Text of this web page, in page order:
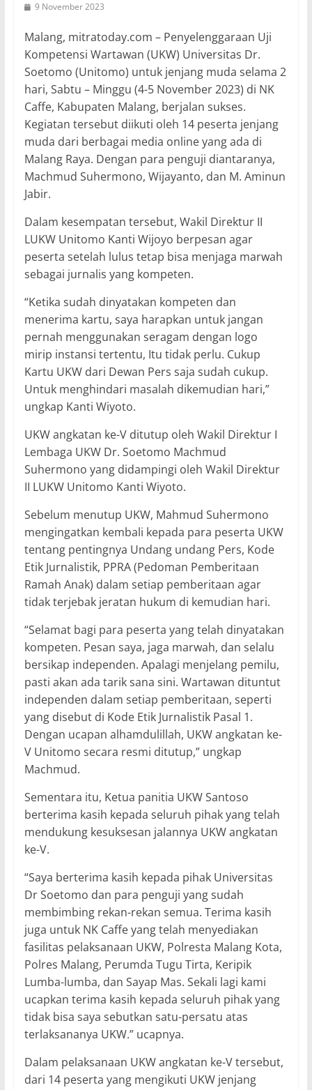
9 November 2023
Malang, mitratoday.com – Penyelenggaraan Uji
Kompetensi Wartawan (UKW) Universitas Dr.
Soetomo (Unitomo) untuk jenjang muda selama 2
hari, Sabtu – Minggu (4-5 November 2023) di NK
Caffe, Kabupaten Malang, berjalan sukses.
Kegiatan tersebut diikuti oleh 14 peserta jenjang
muda dari berbagai media online yang ada di
Malang Raya. Dengan para penguji diantaranya,
Machmud Suhermono, Wijayanto, dan M. Aminun
Jabir.
Dalam kesempatan tersebut, Wakil Direktur II
LUKW Unitomo Kanti Wijoyo berpesan agar
peserta setelah lulus tetap bisa menjaga marwah
sebagai jurnalis yang kompeten.
“Ketika sudah dinyatakan kompeten dan
menerima kartu, saya harapkan untuk jangan
pernah menggunakan seragam dengan logo
mirip instansi tertentu, Itu tidak perlu. Cukup
Kartu UKW dari Dewan Pers saja sudah cukup.
Untuk menghindari masalah dikemudian hari,”
ungkap Kanti Wiyoto.
UKW angkatan ke-V ditutup oleh Wakil Direktur I
Lembaga UKW Dr. Soetomo Machmud
Suhermono yang didampingi oleh Wakil Direktur
II LUKW Unitomo Kanti Wiyoto.
Sebelum menutup UKW, Mahmud Suhermono
mengingatkan kembali kepada para peserta UKW
tentang pentingnya Undang undang Pers, Kode
Etik Jurnalistik, PPRA (Pedoman Pemberitaan
Ramah Anak) dalam setiap pemberitaan agar
tidak terjebak jeratan hukum di kemudian hari.
“Selamat bagi para peserta yang telah dinyatakan
kompeten. Pesan saya, jaga marwah, dan selalu
bersikap independen. Apalagi menjelang pemilu,
pasti akan ada tarik sana sini. Wartawan dituntut
independen dalam setiap pemberitaan, seperti
yang disebut di Kode Etik Jurnalistik Pasal 1.
Dengan ucapan alhamdulillah, UKW angkatan ke-
V Unitomo secara resmi ditutup,” ungkap
Machmud.
Sementara itu, Ketua panitia UKW Santoso
berterima kasih kepada seluruh pihak yang telah
mendukung kesuksesan jalannya UKW angkatan
ke-V.
“Saya berterima kasih kepada pihak Universitas
Dr Soetomo dan para penguji yang sudah
membimbing rekan-rekan semua. Terima kasih
juga untuk NK Caffe yang telah menyediakan
fasilitas pelaksanaan UKW, Polresta Malang Kota,
Polres Malang, Perumda Tugu Tirta, Keripik
Lumba-lumba, dan Sayap Mas. Sekali lagi kami
ucapkan terima kasih kepada seluruh pihak yang
tidak bisa saya sebutkan satu-persatu atas
terlaksananya UKW.” ucapnya.
Dalam pelaksanaan UKW angkatan ke-V tersebut,
dari 14 peserta yang mengikuti UKW jenjang